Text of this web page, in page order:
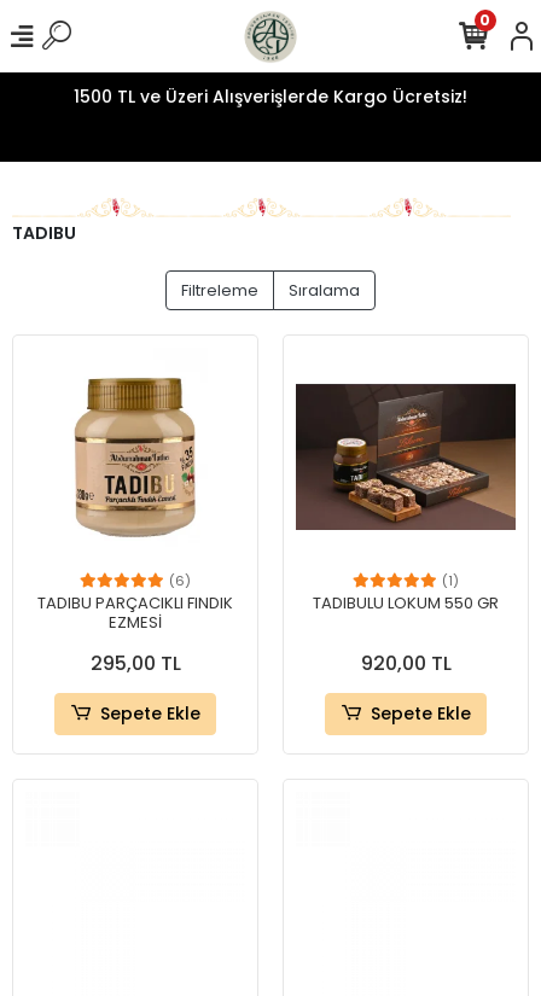
1500 TL ve Üzeri Alışverişlerde Kargo Ücretsiz!
0
TADIBU
Filtreleme Sıralama
(6)
TADIBU PARÇACIKLI FINDIK
EZMESİ
295,00 TL
Sepete Ekle
(1)
TADIBULU LOKUM 550 GR
920,00 TL
Sepete Ekle